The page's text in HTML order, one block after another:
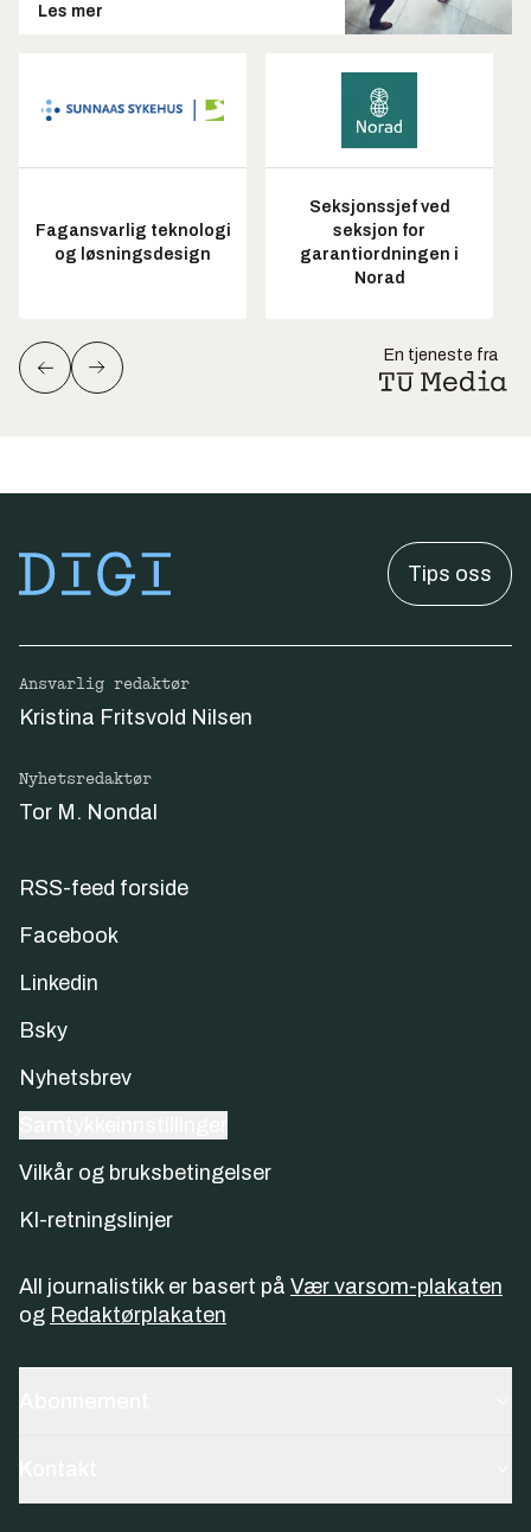
Les mer
Fagansvarlig teknologi
og løsningsdesign
Seksjonssjef ved
seksjon for
garantiordningen i
Norad
En tjeneste fra
Tips oss
Ansvarlig redaktør
Kristina Fritsvold Nilsen
Nyhetsredaktør
Tor M. Nondal
RSS-feed forside
Facebook
Linkedin
Bsky
Nyhetsbrev
Vilkår og bruksbetingelser
KI-retningslinjer
All journalistikk er basert på Vær varsom-plakaten
og Redaktørplakaten